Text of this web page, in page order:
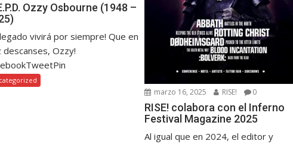
Ozzy Osbourne (1948 –
vivirá por siempre! Que en
descanses, Ozzy!
marzo 16, 2025 RISE! 0
RISE! colabora con el Inferno
Festival Magazine 2025
Al igual que en 2024, el editor y